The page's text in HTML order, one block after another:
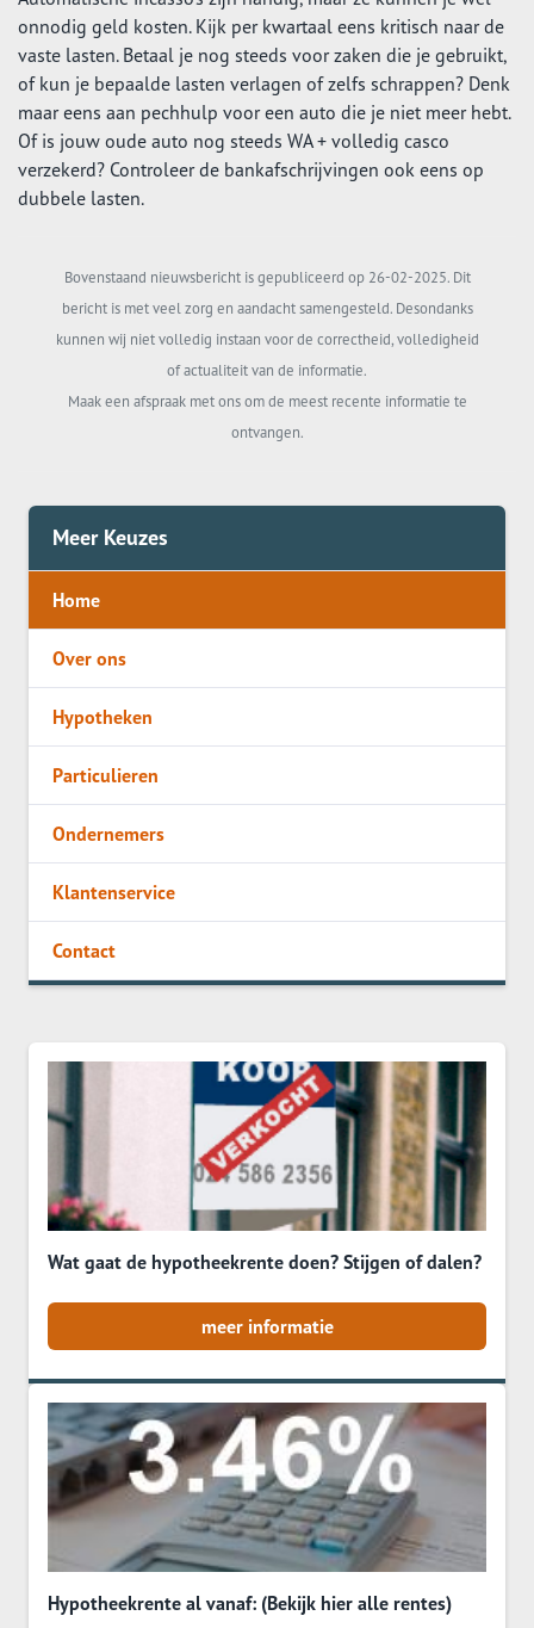
onnodig geld kosten. Kijk per kwartaal eens kritisch naar de
vaste lasten. Betaal je nog steeds voor zaken die je gebruikt,
of kun je bepaalde lasten verlagen of zelfs schrappen? Denk
maar eens aan pechhulp voor een auto die je niet meer hebt.
Of is jouw oude auto nog steeds WA + volledig casco
verzekerd? Controleer de bankafschrijvingen ook eens op
dubbele lasten.
Bovenstaand nieuwsbericht is gepubliceerd op 26-02-2025. Dit
bericht is met veel zorg en aandacht samengesteld. Desondanks
kunnen wij niet volledig instaan voor de correctheid, volledigheid
of actualiteit van de informatie.
Maak een afspraak met ons om de meest recente informatie te
ontvangen.
Meer Keuzes
Home
Over ons
Hypotheken
Particulieren
Ondernemers
Klantenservice
Contact
Wat gaat de hypotheekrente doen? Stijgen of dalen?
meer informatie
Hypotheekrente al vanaf: (Bekijk hier alle rentes)